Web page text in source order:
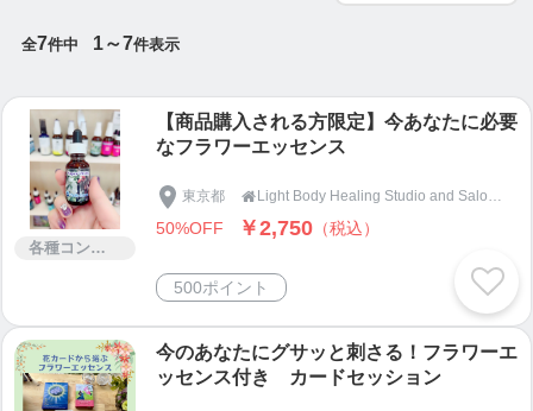
◆ストレッチヨガ◆
身体が硬い。肩こり、腰痛、身体のだるさ、下半身
のむくみ、そんな身体の悩みのある方におすすめで
す。
ヨガのポーズを取り入れ柔軟性を高めていきなが
ら、身体の悩みの改善を目指します。
自分では普段意識できていない身体の硬さを理解す
ることにより、体全体を整えていく事を目指しま
す。
難易度：☆☆
運動量：☆☆
全7件中 1～7件表示
各種コンサルティング
【商品購入される方限定】今あなたに必要
なフラワーエッセンス
東京都  Light Body Healing Studio and Salon『Ganesha』ガネーシャ
50%OFF ￥2,750 （税込）
500ポイント
今のあなたにグサッと刺さる！フラワーエ
ッセンス付き カードセッション